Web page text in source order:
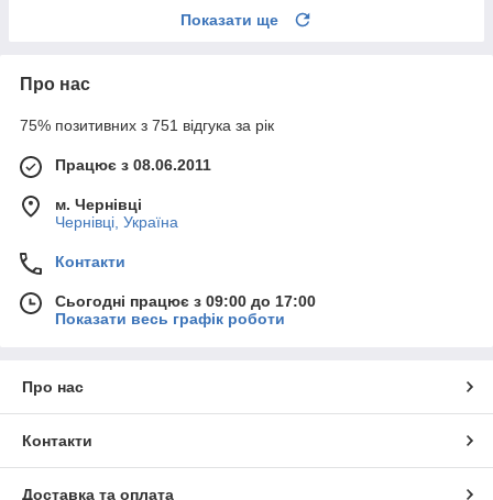
Показати ще
Про нас
75% позитивних з 751 відгука за рік
Працює з 08.06.2011
м. Чернівці
Чернівці, Україна
Контакти
Сьогодні працює з 09:00 до 17:00
Показати весь графік роботи
Про нас
Контакти
Доставка та оплата